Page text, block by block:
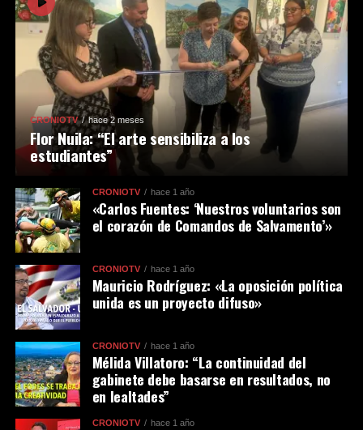
CRONIOTV hace 2 meses
Flor Nuila: “El arte sensibiliza a los
estudiantes”
CRONIOTV hace 1 año
«Carlos Fuentes: ‘Nuestros voluntarios son
el corazón de Comandos de Salvamento’»
CRONIOTV hace 1 año
Mauricio Rodríguez: «La oposición política
unida es un proyecto difuso»
CRONIOTV hace 1 año
Mélida Villatoro: “La continuidad del
gabinete debe basarse en resultados, no
en lealtades”
CRONIOTV hace 1 año